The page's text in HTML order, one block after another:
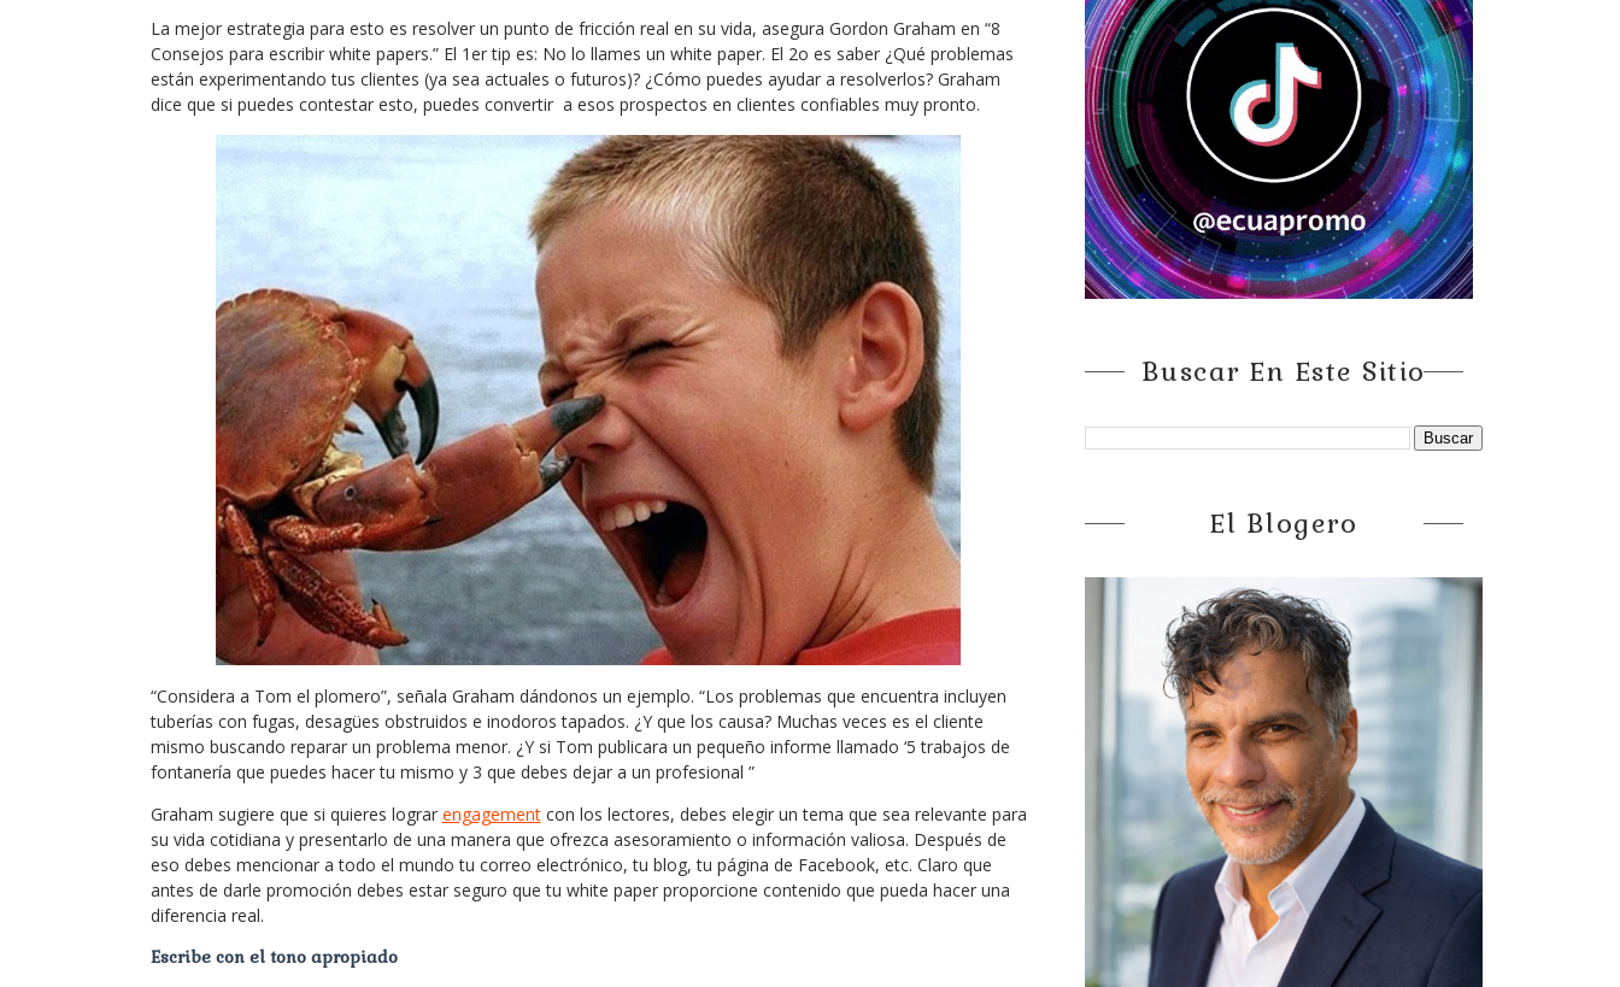
La mejor estrategia para esto es resolver un punto de fricción real en su vida, asegura Gordon Graham en “8
Consejos para escribir white papers.” El 1er tip es: No lo llames un white paper. El 2o es saber ¿Qué problemas
están experimentando tus clientes (ya sea actuales o futuros)? ¿Cómo puedes ayudar a resolverlos? Graham
dice que si puedes contestar esto, puedes convertir a esos prospectos en clientes confiables muy pronto.
“Considera a Tom el plomero”, señala Graham dándonos un ejemplo. “Los problemas que encuentra incluyen
tuberías con fugas, desagües obstruidos e inodoros tapados. ¿Y que los causa? Muchas veces es el cliente
mismo buscando reparar un problema menor. ¿Y si Tom publicara un pequeño informe llamado ‘5 trabajos de
fontanería que puedes hacer tu mismo y 3 que debes dejar a un profesional ”
Graham sugiere que si quieres lograr engagementcon los lectores, debes elegir un tema que sea relevante para
su vida cotidiana y presentarlo de una manera que ofrezca asesoramiento o información valiosa. Después de
eso debes mencionar a todo el mundo tu correo electrónico, tu blog, tu página de Facebook, etc. Claro que
antes de darle promoción debes estar seguro que tu white paper proporcione contenido que pueda hacer una
diferencia real.
Escribe con el tono apropiado
Buscar En Este Sitio
El Blogero